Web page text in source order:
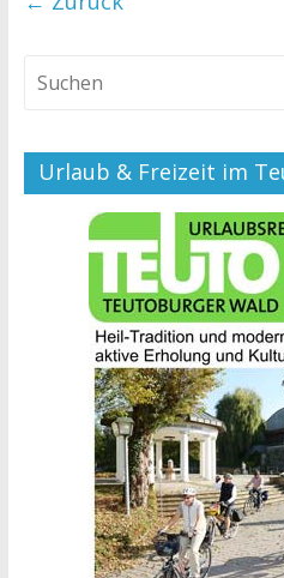
Urlaub & Freizeit im